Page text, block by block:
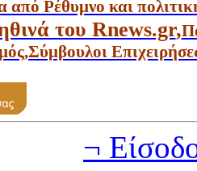
από Ρέθυμνο και
του Rnews.gr,
,Σύμβουλοι
¬